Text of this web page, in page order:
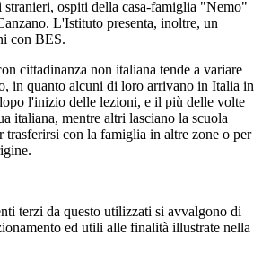
stranieri, ospiti della casa-famiglia "Nemo"
L'Istituto presenta, inoltre, un
con BES.
cittadinanza non italiana tende a variare
in quanto alcuni di loro arrivano in Italia in
l'inizio delle lezioni, e il più delle volte
italiana, mentre altri lasciano la scuola
trasferirsi con la famiglia in altre zone o per
terzi da questo utilizzati si avvalgono di
ed utili alle finalità illustrate nella